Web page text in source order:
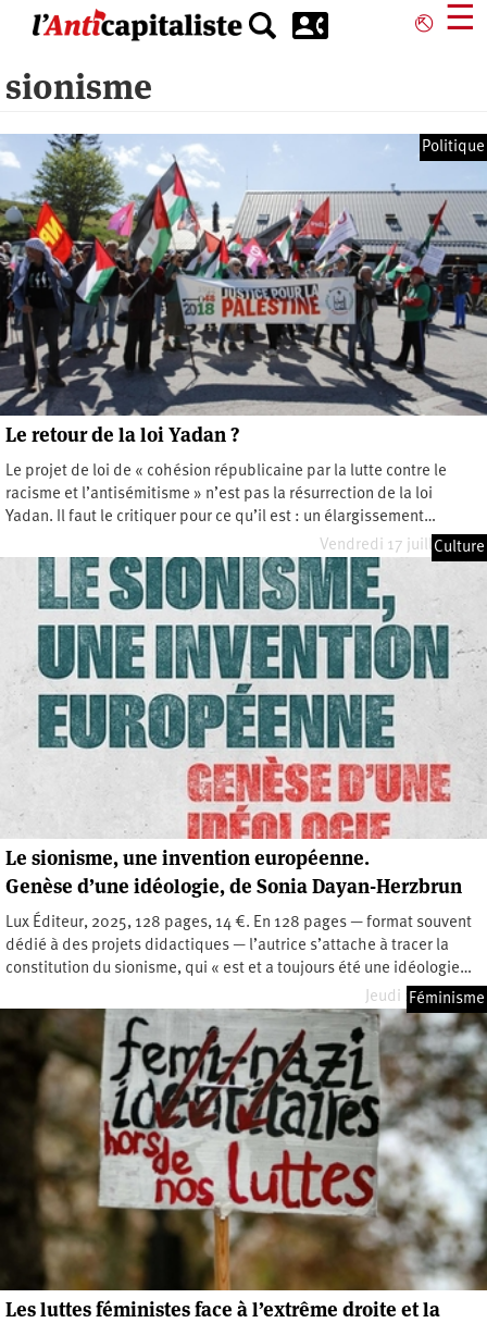
principal
⎋ ☰
sionisme
Politique
Le retour de la loi Yadan ?
Le projet de loi de « cohésion républicaine par la lutte contre le
racisme et l’antisémitisme » n’est pas la résurrection de la loi
Yadan. Il faut le critiquer pour ce qu’il est : un élargissement…
Vendredi 17 juillet 2026
Culture
Le sionisme, une invention européenne.
Genèse d’une idéologie, de Sonia Dayan-Herzbrun
Lux Éditeur, 2025, 128 pages, 14 €. En 128 pages — format souvent
dédié à des projets didactiques — l’autrice s’attache à tracer la
constitution du sionisme, qui « est et a toujours été une idéologie…
Jeudi 2 avril 2026
Féminisme
Les luttes féministes face à l’extrême droite et la